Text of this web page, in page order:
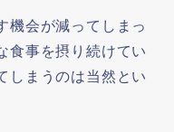
機会が減ってしまっ
食事を摂り続けてい
しまうのは当然とい